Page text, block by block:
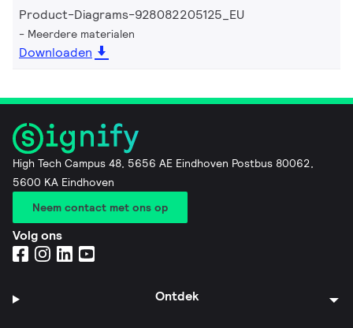
Product-Diagrams-928082205125_EU
Meerdere materialen
Downloaden
High Tech Campus 48, 5656 AE Eindhoven Postbus 80062,
5600 KA Eindhoven
Neem contact met ons op
Volg ons
Ontdek